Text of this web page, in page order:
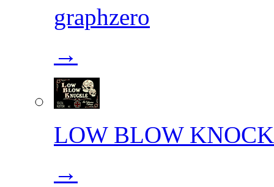
graphzero
→
LOW BLOW
→